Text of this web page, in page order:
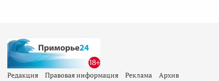
Редакция Правовая информация Реклама
Архив